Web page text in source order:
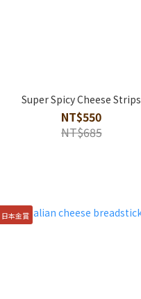
Super Spicy Cheese Strips
NT$550
NT$685
日本金賞